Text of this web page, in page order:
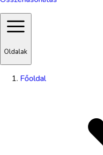
Oldalak
Főoldal